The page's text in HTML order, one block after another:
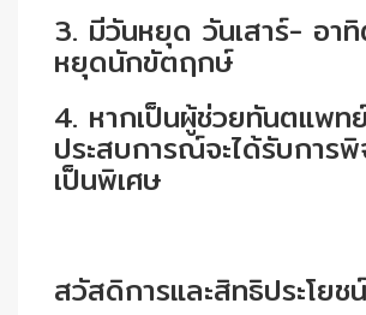
3. มีวันหยุด วันเสาร์- อา
หยุดนักขัตฤกษ์
4. หากเป็นผู้ช่วยทันตแพท
ประสบการณ์จะได้รับการ
เป็นพิเศษ
สวัสดิการและสิทธิประโยชน์